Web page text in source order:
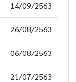
14/09/2563
26/08/2563
06/08/2563
21/07/2563